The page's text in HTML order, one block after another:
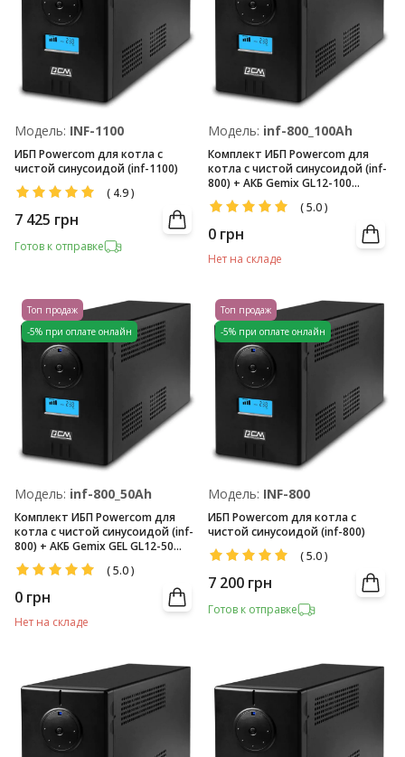
Модель: INF-1100
ИБП Powercom для котла с
чистой синусоидой (inf-1100)
( 4.9)
7 425 грн
Готов к отправке
Модель: inf-800_100Ah
Комплект ИБП Powercom для
котла с чистой синусоидой (inf-
800) + АКБ Gemix GL12-100
(12V/100Ач)
(5.0)
0 грн
Нет на складе
Топ продаж
-5% при оплате онлайн
Модель: inf-800_50Ah
Комплект ИБП Powercom для
котла с чистой синусоидой (inf-
800) + АКБ Gemix GEL GL12-50
(12V/50Ач)
(5.0)
0 грн
Нет на складе
Топ продаж
-5% при оплате онлайн
Модель: INF-800
ИБП Powercom для котла с
чистой синусоидой (inf-800)
(5.0)
7 200 грн
Готов к отправке